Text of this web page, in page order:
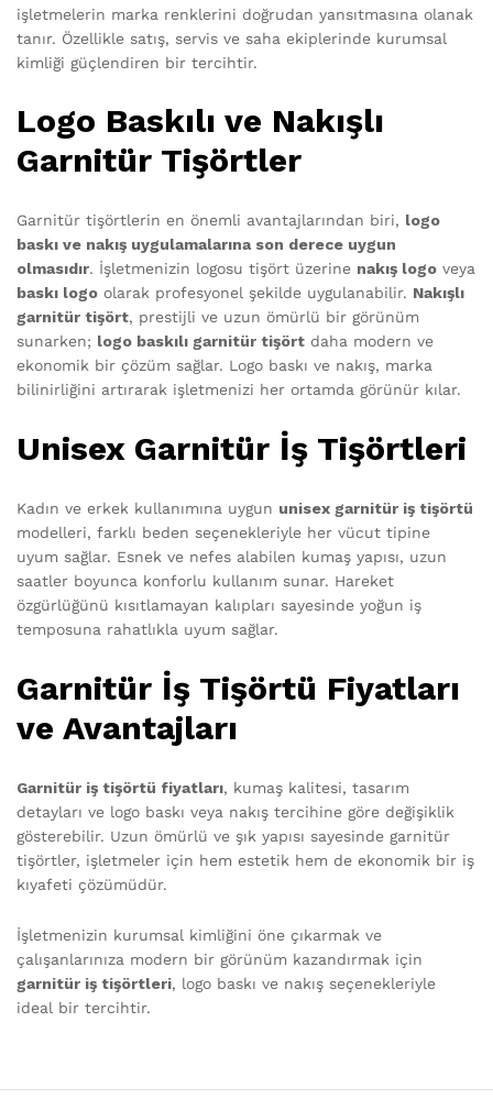
işletmelerin marka renklerini doğrudan yansıtmasına olanak
tanır. Özellikle satış, servis ve saha ekiplerinde kurumsal
kimliği güçlendiren bir tercihtir.
Logo Baskılı ve Nakışlı
Garnitür Tişörtler
Garnitür tişörtlerin en önemli avantajlarından biri, logo
baskı ve nakış uygulamalarına son derece uygun
olmasıdır. İşletmenizin logosu tişört üzerine nakış logo veya
baskı logo olarak profesyonel şekilde uygulanabilir. Nakışlı
garnitür tişört, prestijli ve uzun ömürlü bir görünüm
sunarken; logo baskılı garnitür tişört daha modern ve
ekonomik bir çözüm sağlar. Logo baskı ve nakış, marka
bilinirliğini artırarak işletmenizi her ortamda görünür kılar.
Unisex Garnitür İş Tişörtleri
Kadın ve erkek kullanımına uygun unisex garnitür iş tişörtü
modelleri, farklı beden seçenekleriyle her vücut tipine
uyum sağlar. Esnek ve nefes alabilen kumaş yapısı, uzun
saatler boyunca konforlu kullanım sunar. Hareket
özgürlüğünü kısıtlamayan kalıpları sayesinde yoğun iş
temposuna rahatlıkla uyum sağlar.
Garnitür İş Tişörtü Fiyatları
ve Avantajları
Garnitür iş tişörtü fiyatları, kumaş kalitesi, tasarım
detayları ve logo baskı veya nakış tercihine göre değişiklik
gösterebilir. Uzun ömürlü ve şık yapısı sayesinde garnitür
tişörtler, işletmeler için hem estetik hem de ekonomik bir iş
kıyafeti çözümüdür.
İşletmenizin kurumsal kimliğini öne çıkarmak ve
çalışanlarınıza modern bir görünüm kazandırmak için
garnitür iş tişörtleri, logo baskı ve nakış seçenekleriyle
ideal bir tercihtir.